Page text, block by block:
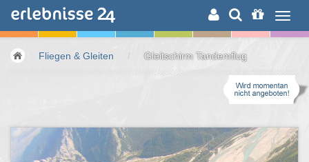
ERLEBNISSUCHE
Fliegen & Gleiten / Gleitschirm Tandemflug